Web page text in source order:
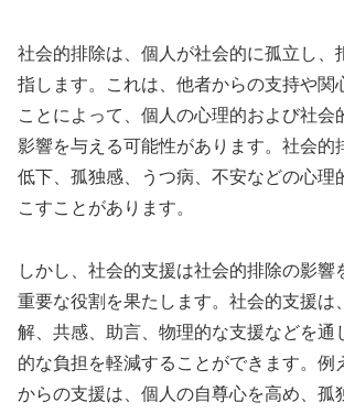
社会的排除は、個人が社会的に孤立し、
指します。これは、他者からの支持や関
ことによって、個人の心理的および社会
影響を与える可能性があります。社会的
低下、孤独感、うつ病、不安などの心理
こすことがあります。
しかし、社会的支援は社会的排除の影響
重要な役割を果たします。社会的支援は
解、共感、助言、物理的な支援などを通
的な負担を軽減することができます。例
からの支援は、個人の自尊心を高め、孤